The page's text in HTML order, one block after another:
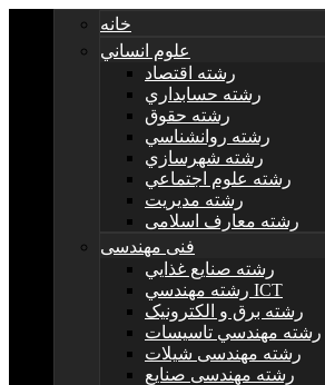
خانه
علوم انساني
رشته اقتصاد
رشته حسابداري
رشته حقوق
رشته روانشناسي
رشته شهرسازي
رشته علوم اجتماعي
رشته مديريت
رشته معارف اسلامی
فنی مهندسی
رشته صنايع غذايي
رشته مهندسي ICT
رشته برق و الکترونيک
رشته مهندسي تاسيسات
رشته مهندسی شیلات
رشته مهندسی صنایع